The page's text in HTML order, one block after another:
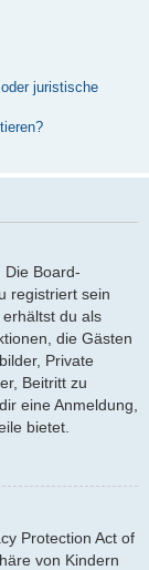
juristische
Die Board-
registriert sein
du als
die Gästen
Private
Beitritt zu
eine Anmeldung,
bietet.
Protection Act of
von Kindern